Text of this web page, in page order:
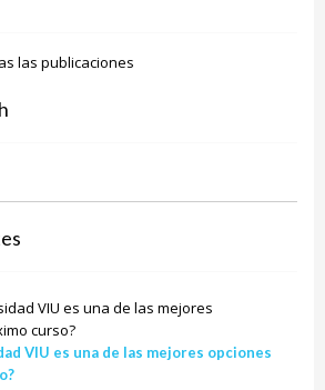
las publicaciones
VIU es una de las mejores opciones